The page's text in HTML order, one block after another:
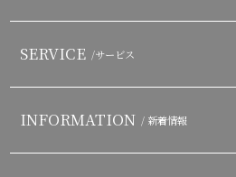
SERVICE /サービス
INFORMATION / 新着情報